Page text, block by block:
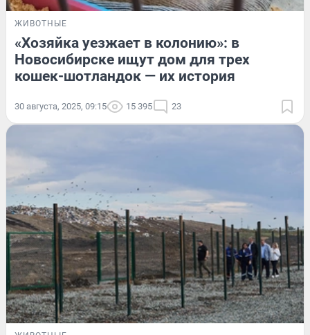
ЖИВОТНЫЕ
«Хозяйка уезжает в колонию»: в
Новосибирске ищут дом для трех
кошек-шотландок — их история
30 августа, 2025, 09:15 15 395 23